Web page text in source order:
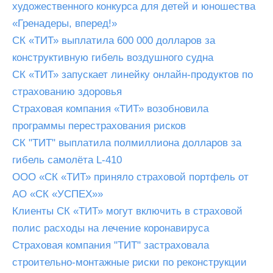
художественного конкурса для детей и юношества
«Гренадеры, вперед!»
СК «ТИТ» выплатила 600 000 долларов за
конструктивную гибель воздушного судна
СК «ТИТ» запускает линейку онлайн-продуктов по
страхованию здоровья
Страховая компания «ТИТ» возобновила
программы перестрахования рисков
СК "ТИТ" выплатила полмиллиона долларов за
гибель самолёта L-410
ООО «СК «ТИТ» приняло страховой портфель от
АО «СК «УСПЕХ»»
Клиенты СК «ТИТ» могут включить в страховой
полис расходы на лечение коронавируса
Страховая компания "ТИТ" застраховала
строительно-монтажные риски по реконструкции